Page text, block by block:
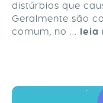
distúrbios que
Geralmente são
comum, no ... leia